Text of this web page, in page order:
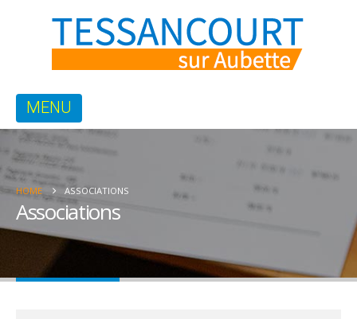
HOME ASSOCIATIONS
Associations